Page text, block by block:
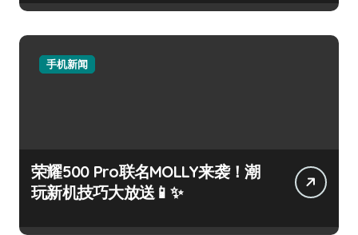
手机新闻
荣耀500 Pro联名MOLLY来袭！潮
玩新机技巧大放送📱✨